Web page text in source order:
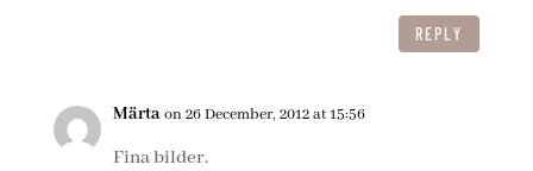
REPLY
Märtaon 26 December, 2012 at 15:56
Fina bilder.